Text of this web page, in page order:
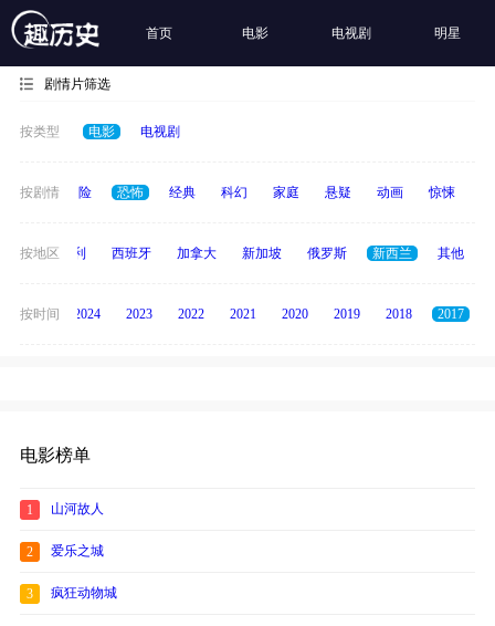
首页 电影 电视剧 明星
剧情片筛选
按类型 电影 电视剧
按剧情
爱情 冒险 恐怖 经典 科幻 家庭 悬疑 动画 惊悚
按地区
度 意大利 西班牙 加拿大 新加坡 俄罗斯 新西兰 其他
按时间
2025 2024 2023 2022 2021 2020 2019 2018 2017
电影榜单
1 山河故人
2 爱乐之城
3 疯狂动物城